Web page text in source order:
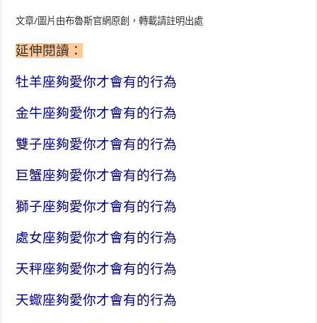
文章/圖片由布魯斯官網原創，轉載請註明出處
延伸閱讀：
牡羊座夠愛你才會有的行為
金牛座夠愛你才會有的行為
雙子座夠愛你才會有的行為
巨蟹座夠愛你才會有的行為
獅子座夠愛你才會有的行為
處女座夠愛你才會有的行為
天秤座夠愛你才會有的行為
天蠍座夠愛你才會有的行為